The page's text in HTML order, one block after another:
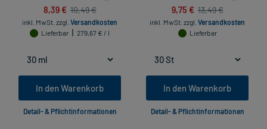
8,39 € 10,49 €
inkl. MwSt. zzgl. Versandkosten
Lieferbar
279,67 € / l
In den Warenkorb
Detail- & Pflichtinformationen
9,75 € 13,49 €
inkl. MwSt. zzgl. Versandkosten
Lieferbar
In den Warenkorb
Detail- & Pflichtinformationen